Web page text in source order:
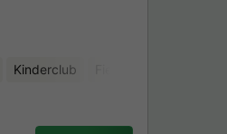
Kinderclub